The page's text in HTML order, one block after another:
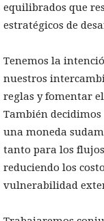
equilibrados que
estratégicos de
Tenemos la
nuestros
reglas y fomentar
También
una moneda
tanto para los
reduciendo los
vulnerabilidad